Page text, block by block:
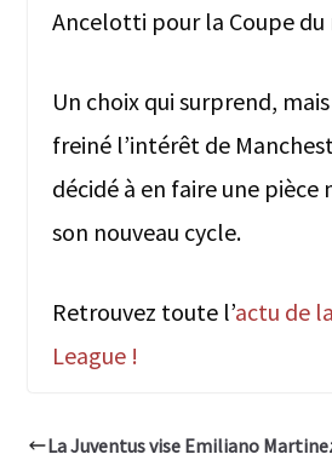
Ancelotti pour la Coupe du
Un choix qui surprend, mais
freiné l’intérêt de
décidé à en faire une pièce
son nouveau cycle.
Retrouvez toute l’actu de
League !
La Juventus vise Emiliano